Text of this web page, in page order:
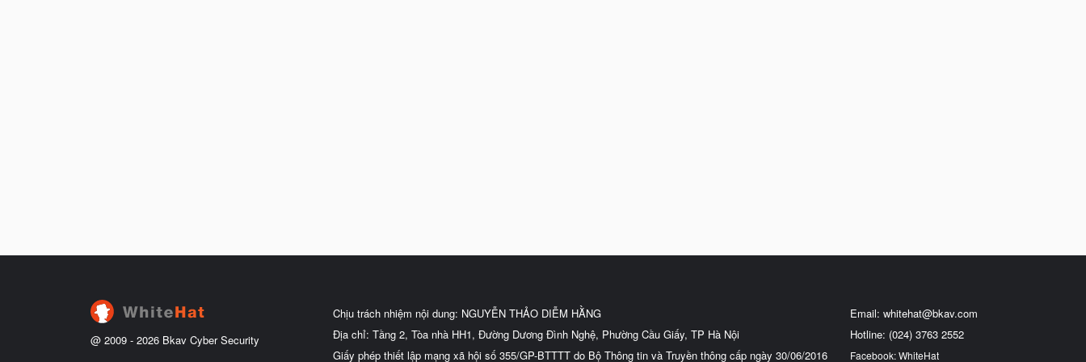
@ 2009 - 2026 Bkav Cyber Security
Chịu trách nhiệm nội dung: NGUYỄN THẢO DIỄM HẰNG
Địa chỉ: Tầng 2, Tòa nhà HH1, Đường Dương Đình Nghệ, Phường Cầu Giấy, TP Hà Nội
Giấy phép thiết lập mạng xã hội số 355/GP-BTTTT do Bộ Thông tin và Truyền thông cấp ngày 30/06/2016
Email: whitehat@bkav.com
Hotline: (024) 3763 2552
Facebook: WhiteHat